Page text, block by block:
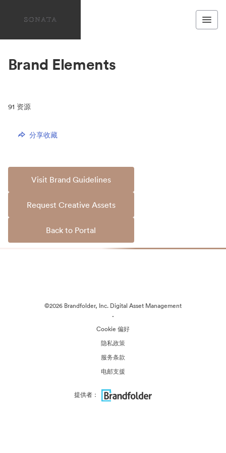
Brand Elements
91 资源
分享收藏
Visit Brand Guidelines
Request Creative Assets
Back to Portal
©2026 Brandfolder, Inc. Digital Asset Management
·
Cookie 偏好
隐私政策
服务条款
电邮支援
提供者：